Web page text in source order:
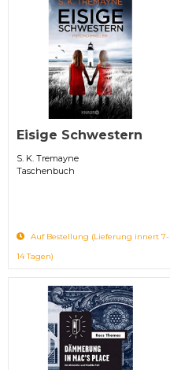
Eisige Schwestern
S. K. Tremayne
Taschenbuch
Auf Bestellung (Lieferung innert 7-
14 Tagen)